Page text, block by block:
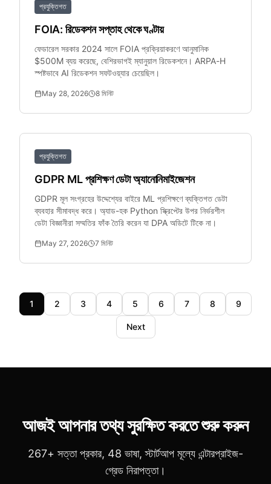
প্রযুক্তিগত
FOIA: রিডেকশন সপ্তাহ থেকে ঘণ্টায়
ফেডারেল সরকার 2024 সালে FOIA প্রক্রিয়াকরণে আনুমানিক
$500M ব্যয় করেছে, বেশিরভাগই ম্যানুয়াল রিডেকশনে। ARPA-H
স্পষ্টভাবে AI রিডেকশন সফটওয়্যার চেয়েছিল।
May 28, 2026 8 মিনিট
প্রযুক্তিগত
GDPR ML প্রশিক্ষণ ডেটা অ্যানোনিমাইজেশন
GDPR মূল সংগ্রহের উদ্দেশ্যের বাইরে ML প্রশিক্ষণে ব্যক্তিগত ডেটা
ব্যবহার সীমাবদ্ধ করে। অ্যাড-হক Python স্ক্রিপ্টের উপর নির্ভরশীল
ডেটা বিজ্ঞানীরা সম্মতির ফাঁক তৈরি করেন যা DPA অডিটে টিকে না।
May 27, 2026 7 মিনিট
1 2 3 4 5 6 7 8 9
Next
আজই আপনার তথ্য সুরক্ষিত করতে শুরু করুন
267+ সত্তা প্রকার, 48 ভাষা, স্টার্টআপ মূল্যে এন্টারপ্রাইজ-
গ্রেড নিরাপত্তা।